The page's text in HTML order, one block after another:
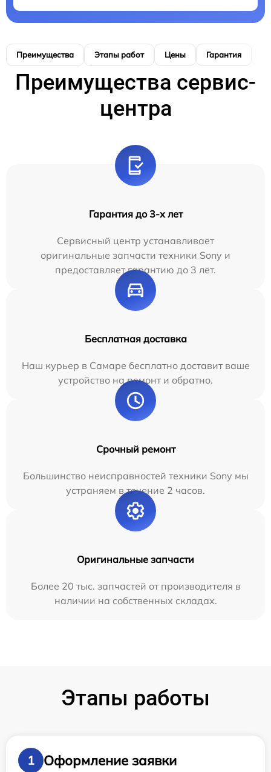
Преимущества Этапы работ Цены Гарантия
Преимущества сервис-
центра
Гарантия до 3-х лет
Сервисный центр устанавливает
оригинальные запчасти техники Sony и
предоставляет гарантию до 3 лет.
Бесплатная доставка
Наш курьер в Самаре бесплатно доставит ваше
устройство на ремонт и обратно.
Срочный ремонт
Большинство неисправностей техники Sony мы
устраняем в течение 2 часов.
Оригинальные запчасти
Более 20 тыс. запчастей от производителя в
наличии на собственных складах.
Этапы работы
1
Оформление заявки